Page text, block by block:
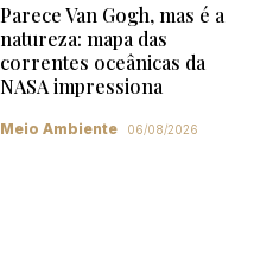
Parece Van Gogh, mas é a
natureza: mapa das
correntes oceânicas da
NASA impressiona
Meio Ambiente 06/08/2026